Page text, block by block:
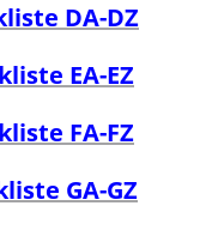
DA-DZ
EA-EZ
FA-FZ
GA-GZ